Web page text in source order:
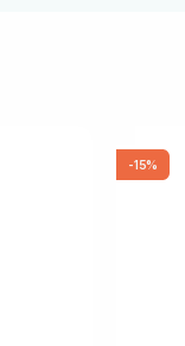
-15%